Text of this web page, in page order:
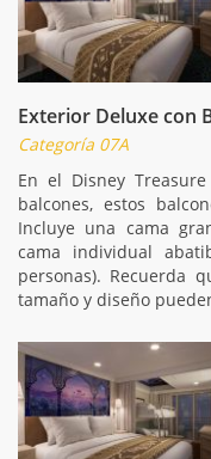
Exterior Deluxe con
Categoría 07A
En el Disney
balcones, estos
Incluye una cama
cama individual
personas). Recuerda
tamaño y diseño